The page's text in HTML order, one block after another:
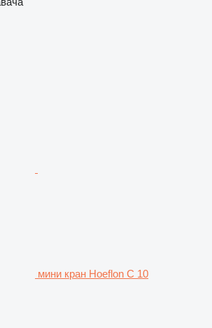
мини кран Hoeflon C 10